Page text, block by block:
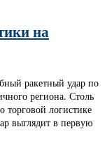
на
ракетный удар по
региона. Столь
торговой логистике
выглядит в первую